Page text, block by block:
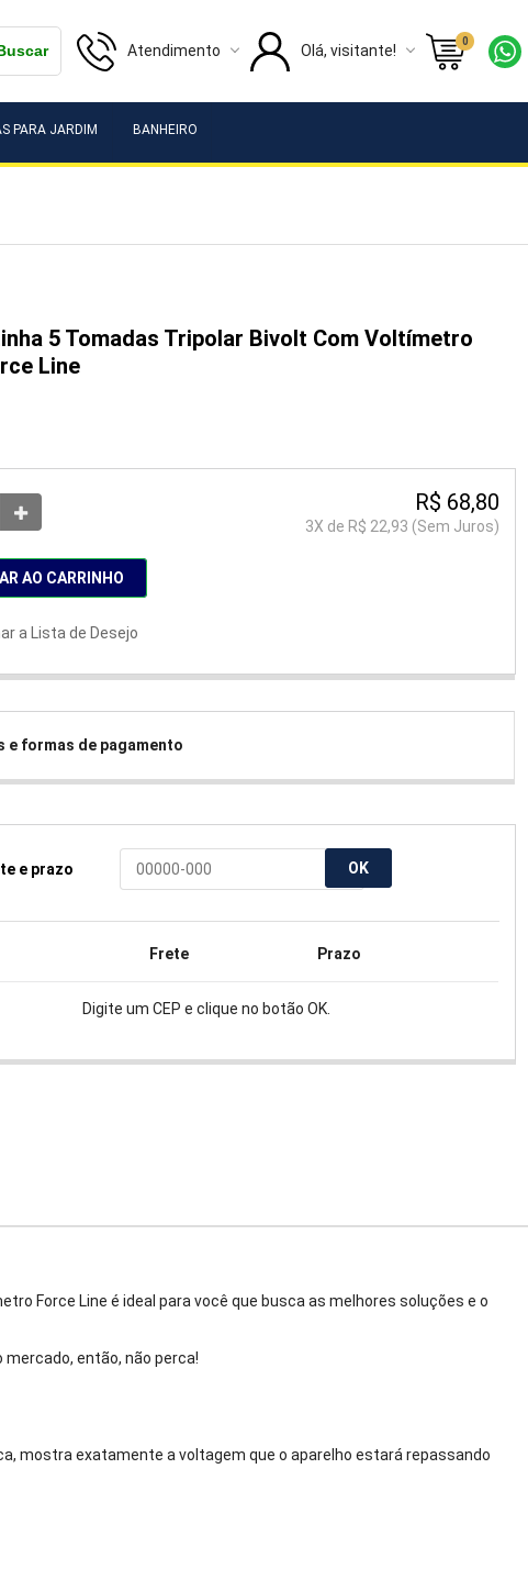
Atendimento Olá, visitante!
0
PARA JARDIM BANHEIRO
5 Tomadas Tripolar Bivolt Com Voltímetro
Line
R$ 68,80
3X de R$ 22,93 (Sem Juros)
AO CARRINHO
a Lista de Desejo
e formas de pagamento
e prazo OK
Frete Prazo
Digite um CEP e clique no botão OK.
Force Line é ideal para você que busca as melhores soluções e o
então, não perca!
mostra exatamente a voltagem que o aparelho estará repassando